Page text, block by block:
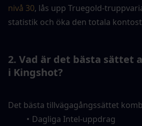
nivå 30, lås upp Truegold-
statistik och öka den totala
2. Vad är det bästa sättet
i Kingshot?
Det bästa tillvägagångssättet
Dagliga Intel-uppdrag